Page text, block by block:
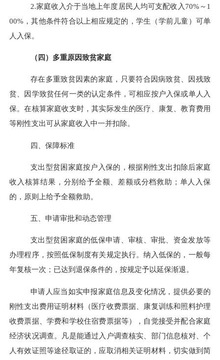
2.家庭收入介于当地上年度居民人均可支配收入 70% ～ 1
00% ，其他条件符合以上相应规定的，学生（学前儿童）可单
人入保。
（四）多重原因致贫家庭
存在多重致贫因素的家庭，只要符合因病致贫、因残致
贫、因学致贫任何一类的认定条件，可相应按户入保或单人入
保。在核算家庭收支时，其实际发生的医疗、康复、教育费用
等刚性支出可从家庭收入中一并扣除。
四、保障标准
支出型贫困家庭按户入保的，根据刚性支出扣除后家庭
收入核算结果，分别给予全额、差额或分档救助；单人入保
的，原则上给予全额救助。
五、申请审批和动态管理
支出型贫困家庭的低保申请、审核、审批、资金发放等
办理程序，按照低保制度有关规定执行。纳入低保的，一般每
年复核一次；已达到退保条件的，按规定予以延保渐退。
申请人应当如实申报家庭信息及变化情况，提供必要的
刚性支出费用证明材料（医疗收费票据、康复训练和照料护理
收费票据、学费和学校住宿费票据等），自觉接受并配合家庭
经济状况调查。凡是能通过入户调查核实、部门信息核对、个
人有效证照等途径取证的，应取消相关证明材料，切实做到简